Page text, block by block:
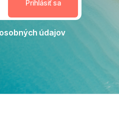
môžeme s čistým
kto hľadá
na vysokej
na
nabudúce!
​S
ďalších
údajov